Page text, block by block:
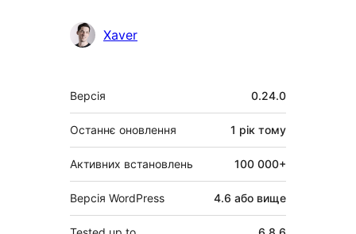
Xaver
Мета
Версія 0.24.0
Останнє оновлення 1 рік тому
Активних встановлень 100 000+
Версія WordPress 4.6 або вище